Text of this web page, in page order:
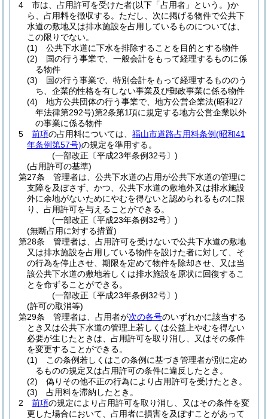
4 市は、占用許可を受けた者(以下「占用者」という。)か
ら、占用料を徴収する。 ただし、次に掲げる物件で公共下
水道の敷地又は排水施設を占用しているものについては、
この限りでない。
(1)
公共下水道に下水を排除することを目的とする物件
(2)
国の行う事業で、一般会計をもって経理するものに係
る物件
(3)
国の行う事業で、特別会計をもって経理するもののう
ち、企業的性格を有しない事業及び郵政事業に係る物件
(4)
地方公共団体の行う事業で、地方公営企業法(昭和27
年法律第292号)第2条第1項に規定する地方公営企業以外
の事業に係る物件
5
前項の占用料については、 福山市道路占用料条例(昭和41
年条例第57号)の規定を準用する。
(一部改正〔平成23年条例32号〕)
(占用許可の基準)
第27条
管理者は、公共下水道の占用が公共下水道の管理に
支障を及ぼさず、かつ、公共下水道の敷地外又は排水施設
外に余地がないためにやむを得ないと認められるものに限
り、占用許可を与えることができる。
(一部改正〔平成23年条例32号〕)
(無断占用に対する措置)
第28条
管理者は、占用許可を受けないで公共下水道の敷地
又は排水施設を占用している物件を設けた者に対して、そ
の行為を停止させ、期限を定めて物件を除却させ、又は当
該公共下水道の敷地若しくは排水施設を原状に回復するこ
とを命ずることができる。
(一部改正〔平成23年条例32号〕)
(許可の取消等)
第29条
管理者は、占用者が次の各号のいずれかに該当する
とき又は公共下水道の管理上若しくは公益上やむを得ない
必要が生じたときは、占用許可を取り消し、又はその条件
を変更することができる。
(1)
この条例若しくはこの条例に基づき管理者が別に定め
るものの規定又は占用許可の条件に違反したとき。
(2)
偽りその他不正の行為により占用許可を受けたとき。
(3)
占用料を滞納したとき。
2
前項の規定により占用許可を取り消し、又はその条件を変
更した場合において、占用者に損害を及ぼすことがあって